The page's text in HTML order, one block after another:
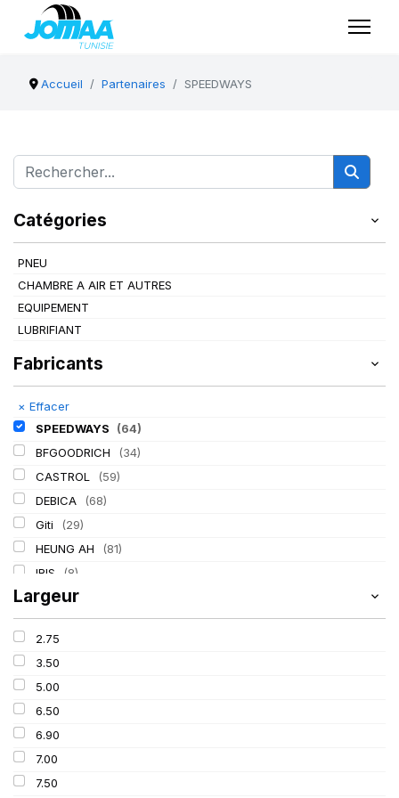
Accueil Partenaires SPEEDWAYS
Catégories
PNEU
CHAMBRE A AIR ET AUTRES
EQUIPEMENT
LUBRIFIANT
Fabricants
× Effacer
SPEEDWAYS
(64)
BFGOODRICH
(34)
CASTROL
(59)
DEBICA
(68)
Giti
(29)
HEUNG AH
(81)
IRIS
(8)
ITALMATIC
KLEBER (116)
LASSA
LING LONG
MICHELIN
MITAS
Mondolfo ferro
PIRELLI
PROMETEON
Largeur
2.75
3.50
5.00
6.50
6.90
7.00
7.50